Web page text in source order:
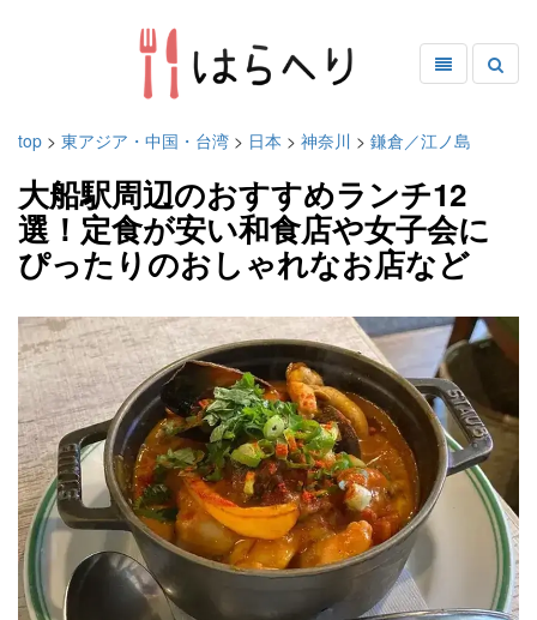
top > 東アジア・中国・台湾 > 日本 > 神奈川 > 鎌倉／江ノ島
大船駅周辺のおすすめランチ12
選！定食が安い和食店や女子会に
ぴったりのおしゃれなお店など